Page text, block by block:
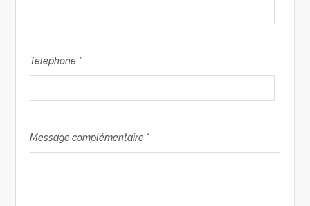
Telephone *
Message complémentaire *